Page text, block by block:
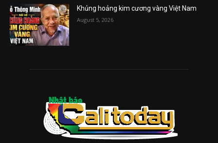
Khủng hoảng kim cương vàng Việt Nam
August 5, 2026